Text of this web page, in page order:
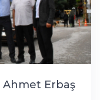
Erbaş